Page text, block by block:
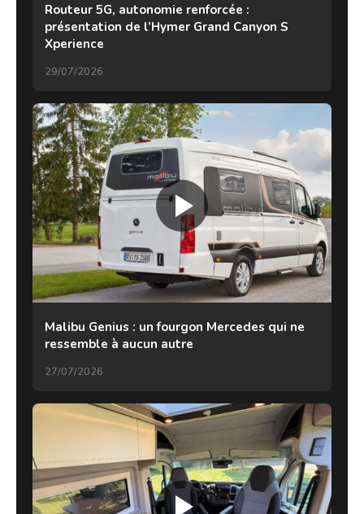
Routeur 5G, autonomie renforcée :
présentation de l’Hymer Grand Canyon S
Xperience
29/07/2026
Malibu Genius : un fourgon Mercedes qui ne
ressemble à aucun autre
27/07/2026